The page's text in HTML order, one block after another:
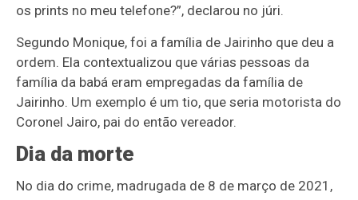
os prints no meu telefone?”, declarou no júri.
Segundo Monique, foi a família de Jairinho que deu a
ordem. Ela contextualizou que várias pessoas da
família da babá eram empregadas da família de
Jairinho. Um exemplo é um tio, que seria motorista do
Coronel Jairo, pai do então vereador.
Dia da morte
No dia do crime, madrugada de 8 de março de 2021,